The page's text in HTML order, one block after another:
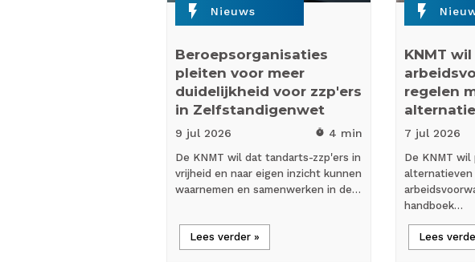
flash_on Nieuws
Beroepsorganisaties
pleiten voor meer
duidelijkheid voor zzp'ers
in Zelfstandigenwet
9 jul 2026 timer 4 min
De KNMT wil dat tandarts-zzp'ers in
vrijheid en naar eigen inzicht kunnen
waarnemen en samenwerken in de…
Lees verder »
flash_on
KNMT wil
regelen
7 jul 2026
De KNMT
alternatieven
handboek…
Lees